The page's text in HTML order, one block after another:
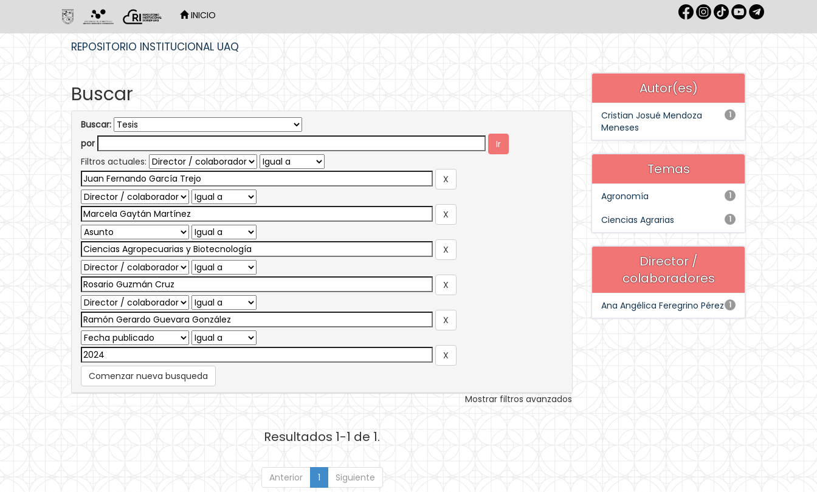
INICIO
REPOSITORIO INSTITUCIONAL UAQ
Buscar
Buscar:
por
Filtros actuales:
Comenzar nueva busqueda
Mostrar filtros avanzados
Resultados 1-1 de 1.
Anterior 1 Siguiente
Autor(es)
1
Cristian Josué Mendoza
Meneses
Temas
1
Agronomía
1
Ciencias Agrarias
Director /
colaboradores
1
Ana Angélica Feregrino Pérez